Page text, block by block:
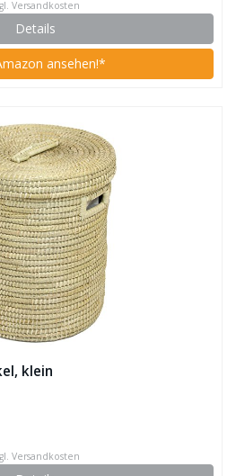
Versandkosten
Details
ansehen!*
klein
Versandkosten